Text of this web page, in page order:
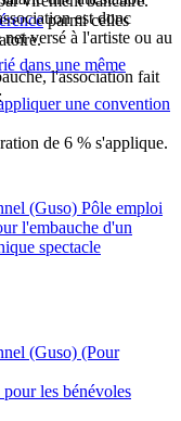
parmi celles
l'association fait
versé à l'artiste ou au
de 6 % s'applique.
est donc
dans une même
une convention
(Guso) Pôle emploi
l'embauche d'un
spectacle
(Guso) (Pour
les bénévoles